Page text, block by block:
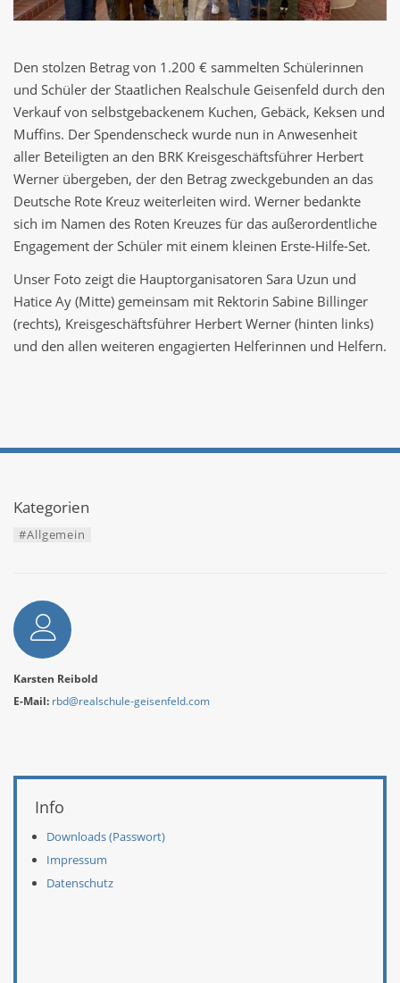
Den stolzen Betrag von 1.200 € sammelten Schülerinnen
und Schüler der Staatlichen Realschule Geisenfeld durch den
Verkauf von selbstgebackenem Kuchen, Gebäck, Keksen und
Muffins. Der Spendenscheck wurde nun in Anwesenheit
aller Beteiligten an den BRK Kreisgeschäftsführer Herbert
Werner übergeben, der den Betrag zweckgebunden an das
Deutsche Rote Kreuz weiterleiten wird. Werner bedankte
sich im Namen des Roten Kreuzes für das außerordentliche
Engagement der Schüler mit einem kleinen Erste-Hilfe-Set.
Unser Foto zeigt die Hauptorganisatoren Sara Uzun und
Hatice Ay (Mitte) gemeinsam mit Rektorin Sabine Billinger
(rechts), Kreisgeschäftsführer Herbert Werner (hinten links)
und den allen weiteren engagierten Helferinnen und Helfern.
Kategorien
#Allgemein
Autor
Karsten Reibold
E-Mail: rbd@realschule-geisenfeld.com
Info
Downloads (Passwort)
Impressum
Datenschutz